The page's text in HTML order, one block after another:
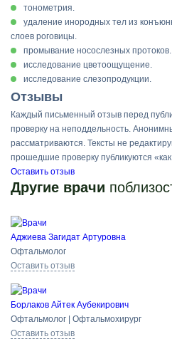
тонометрия.
удаление инородных тел из
слоев роговицы.
промывание носослезных протоков.
исследование цветоощущение.
исследование слезопродукции.
Отзывы
Каждый письменный отзыв перед
проверку на неподдельность.
рассматриваются. Тексты не
прошедшие проверку публикуются «как
Оставить отзыв
Другие врачи
Аджиева Загидат Артуровна
Офтальмолог
Оставить отзыв
Борлаков Айтек Аубекирович
Офтальмолог | Офтальмохирург
Оставить отзыв